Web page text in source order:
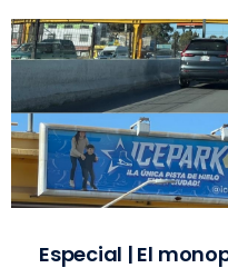
Especial | El